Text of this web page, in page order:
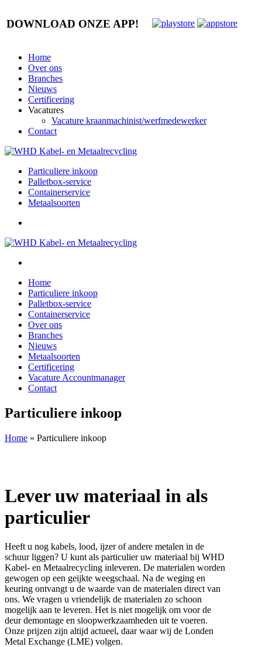
DOWNLOAD ONZE APP!
Home
Over ons
Branches
Nieuws
Certificering
Vacatures
Vacature kraanmachinist/werfmedewerker
Contact
Particuliere inkoop
Palletbox-service
Containerservice
Metaalsoorten
Home
Particuliere inkoop
Palletbox-service
Containerservice
Over ons
Branches
Nieuws
Metaalsoorten
Certificering
Vacature Accountmanager
Contact
Particuliere inkoop
Home » Particuliere inkoop
Lever uw materiaal in als
particulier
Heeft u nog kabels, lood, ijzer of andere metalen in de
schuur liggen? U kunt als particulier uw materiaal bij WHD
Kabel- en Metaalrecycling inleveren. De materialen worden
gewogen op een geijkte weegschaal. Na de weging en
keuring ontvangt u de waarde van de materialen direct van
ons. We vragen u vriendelijk de materialen zo schoon
mogelijk aan te leveren. Het is niet mogelijk om voor de
deur demontage en sloopwerkzaamheden uit te voeren.
Onze prijzen zijn altijd actueel, daar waar wij de Londen
Metal Exchange (LME) volgen.